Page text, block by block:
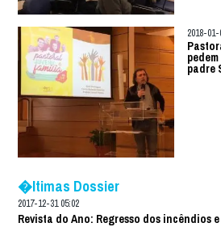
2018-01-
padre
�ltimas Dossier
2017-12-31 05:02
Revista do Ano: Regresso dos incêndios